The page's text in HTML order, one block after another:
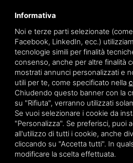
REA 174484
Invim Investimenti Immobiliari©
Privacy policy -
Informativa
Noi e terze parti selezionate
Facebook, LinkedIn, ecc.)
tecnologie simili per finalità
consenso, anche per altre finalità
mostrati annunci personalizzati e
utili per te, come specificato nella
Chiudendo questo banner con la
su "Rifiuta", verranno utilizzati
Se vuoi selezionare i cookie da
"Personalizza". Se preferisci, puoi
all'utilizzo di tutti i cookie, anche
cliccando su "Accetta tutti". In
modificare la scelta effettuata.